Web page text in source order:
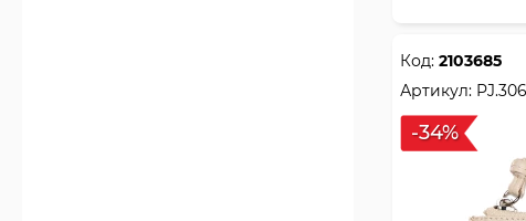
Код: 2103685
Артикул:
-34%